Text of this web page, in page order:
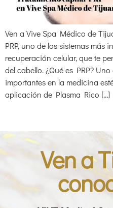
Ven a Vive Spa Médico de
PRP, uno de los sistemas más
recuperación celular, que te
del cabello. ¿Qué es PRP?
importantes en la medicina
aplicación de Plasma Rico […]
Ven a